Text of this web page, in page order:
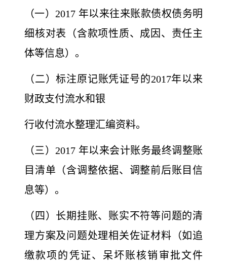
（一）2017 年以来往来账款债权债务明
细核对表（含款项性质、成因、责任主
体等信息）。
（二）标注原记账凭证号的2017年以来
财政支付流水和银
行收付流水整理汇编资料。
（三）2017 年以来会计账务最终调整账
目清单（含调整依据、调整前后账目信
息等）。
（四）长期挂账、账实不符等问题的清
理方案及问题处理相关佐证材料（如追
缴款项的凭证、呆坏账核销审批文件